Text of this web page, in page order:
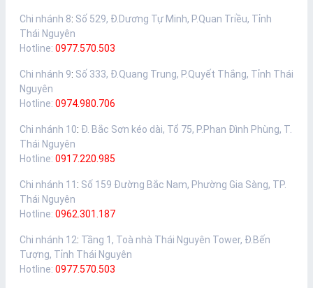
Chi nhánh 8: Số 529, Đ.Dương Tự Minh, P.Quan Triều, Tỉnh
Thái Nguyên
Hotline: 0977.570.503
Chi nhánh 9: Số 333, Đ.Quang Trung, P.Quyết Thắng, Tỉnh Thái
Nguyên
Hotline: 0974.980.706
Chi nhánh 10: Đ. Bắc Sơn kéo dài, Tổ 75, P.Phan Đình Phùng, T.
Thái Nguyên
Hotline: 0917.220.985
Chi nhánh 11 : Số 159 Đường Bắc Nam, Phường Gia Sàng, TP.
Thái Nguyên
Hotline: 0962.301.187
Chi nhánh 12: Tầng 1, Toà nhà Thái Nguyên Tower, Đ.Bến
Tượng, Tỉnh Thái Nguyên
Hotline: 0977.570.503